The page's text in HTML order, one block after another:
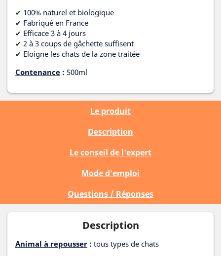
✔ 100% naturel et biologique
✔ Fabriqué en France
✔ Efficace 3 à 4 jours
✔ 2 à 3 coups de gâchette suffisent
✔ Eloigne les chats de la zone traitée
Contenance : 500ml
Le produit
Description
Le conseil de l'expert
Mode d'emploi
Questions / Réponses
Description
Animal à repousser : tous types de chats